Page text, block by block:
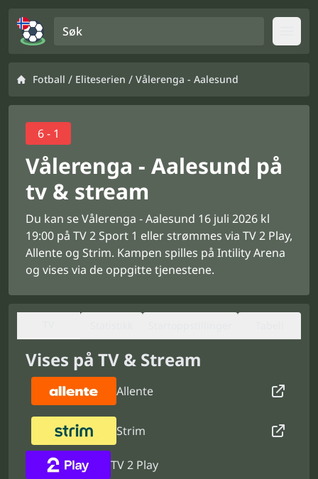
Fotball / Eliteserien / Vålerenga - Aalesund
6 - 1
Vålerenga - Aalesund på
tv & stream
Du kan se Vålerenga - Aalesund 16 juli 2026 kl
19:00 på TV 2 Sport 1 eller strømmes via TV 2 Play,
Allente og Strim. Kampen spilles på Intility Arena
og vises via de oppgitte tjenestene.
Vises på TV & Stream
Allente
Strim
TV 2 Play